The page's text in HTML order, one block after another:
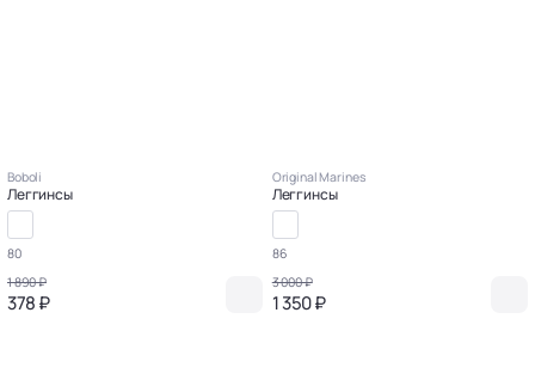
Boboli
Леггинсы
80
1 890 ₽
378 ₽
Original Marines
Леггинсы
86
3 000 ₽
1 350 ₽